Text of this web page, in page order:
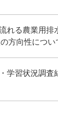
れる農業用排
方向性につい
学習状況調査